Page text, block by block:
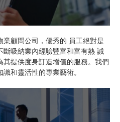
業顧問公司，優秀的 員工絕對是
斷吸納業內經驗豐富和富有熱 誠
提供度身訂造增值的服務。我們
和靈活性的專業藝術。